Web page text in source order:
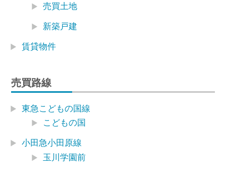
売買土地
新築戸建
賃貸物件
売買路線
東急こどもの国線
こどもの国
小田急小田原線
玉川学園前